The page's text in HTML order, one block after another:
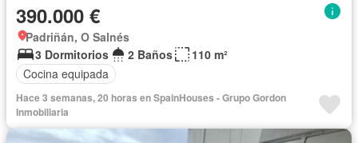
390.000 €
Padriñán, O Salnés
3 Dormitorios
2 Baños
110 m²
Cocina equipada
Hace 3 semanas, 20 horas en SpainHouses - Grupo Gordon
Inmobiliaria